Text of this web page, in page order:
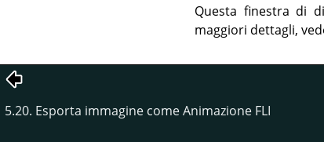
Questa finestra di
maggiori dettagli,
5.20. Esporta immagine come Animazione FLI